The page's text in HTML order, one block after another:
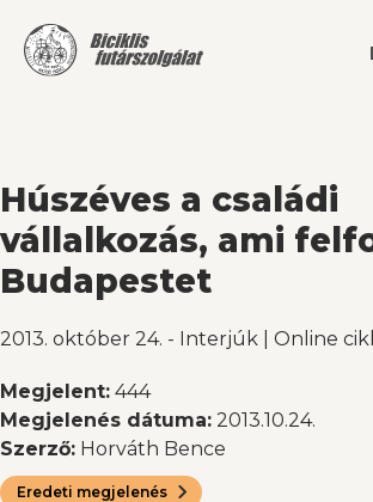
Húszéves a családi
vállalkozás, ami
Budapestet
2013. október 24. - Interjúk Online
Megjelent: 444
Megjelenés dátuma: 2013.10.24.
Szerző: Horváth Bence
Eredeti megjelenés